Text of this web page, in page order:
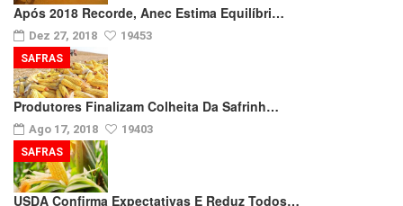
Após 2018 Recorde, Anec Estima Equilíbri…
Dez 27, 2018 19453
Produtores Finalizam Colheita Da Safrinh…
Ago 17, 2018 19403
SAFRAS
USDA Confirma Expectativas E Reduz Todos…
SAFRAS